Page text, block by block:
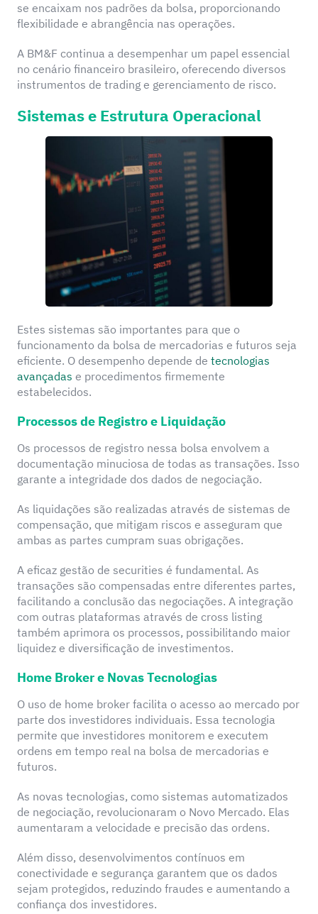
se encaixam nos padrões da bolsa, proporcionando
flexibilidade e abrangência nas operações.
A BM&F continua a desempenhar um papel essencial
no cenário financeiro brasileiro, oferecendo diversos
instrumentos de trading e gerenciamento de risco.
Sistemas e Estrutura Operacional
Estes sistemas são importantes para que o
funcionamento da bolsa de mercadorias e futuros seja
eficiente. O desempenho depende de tecnologias
avançadas e procedimentos firmemente
estabelecidos.
Processos de Registro e Liquidação
Os processos de registro nessa bolsa envolvem a
documentação minuciosa de todas as transações. Isso
garante a integridade dos dados de negociação.
As liquidações são realizadas através de sistemas de
compensação, que mitigam riscos e asseguram que
ambas as partes cumpram suas obrigações.
A eficaz gestão de securities é fundamental. As
transações são compensadas entre diferentes partes,
facilitando a conclusão das negociações. A integração
com outras plataformas através de cross listing
também aprimora os processos, possibilitando maior
liquidez e diversificação de investimentos.
Home Broker e Novas Tecnologias
O uso de home broker facilita o acesso ao mercado por
parte dos investidores individuais. Essa tecnologia
permite que investidores monitorem e executem
ordens em tempo real na bolsa de mercadorias e
futuros.
As novas tecnologias, como sistemas automatizados
de negociação, revolucionaram o Novo Mercado. Elas
aumentaram a velocidade e precisão das ordens.
Além disso, desenvolvimentos contínuos em
conectividade e segurança garantem que os dados
sejam protegidos, reduzindo fraudes e aumentando a
confiança dos investidores.